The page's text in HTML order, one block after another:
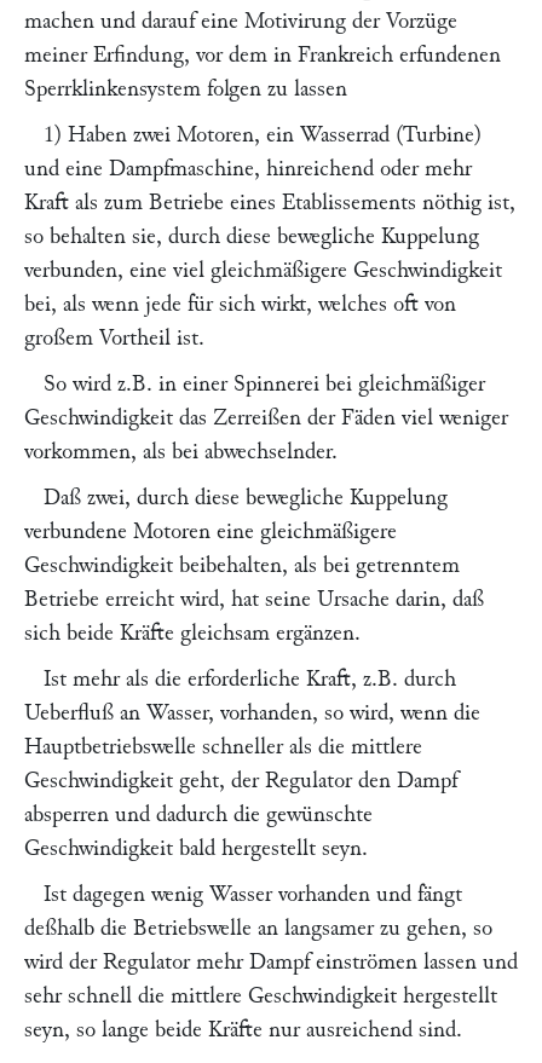
machen und darauf eine Motivirung der Vorzüge
meiner Erfindung, vor dem in Frankreich erfundenen
Sperrklinkensystem folgen zu lassen
1) Haben zwei Motoren, ein Wasserrad (Turbine)
und eine Dampfmaschine, hinreichend oder mehr
Kraft als zum Betriebe eines Etablissements nöthig ist,
so behalten sie, durch diese bewegliche Kuppelung
verbunden, eine viel gleichmäßigere Geschwindigkeit
bei, als wenn jede für sich wirkt, welches oft von
großem Vortheil ist.
So wird z.B. in einer Spinnerei bei gleichmäßiger
Geschwindigkeit das Zerreißen der Fäden viel weniger
vorkommen, als bei abwechselnder.
Daß zwei, durch diese bewegliche Kuppelung
verbundene Motoren eine gleichmäßigere
Geschwindigkeit beibehalten, als bei getrenntem
Betriebe erreicht wird, hat seine Ursache darin, daß
sich beide Kräfte gleichsam ergänzen.
Ist mehr als die erforderliche Kraft, z.B. durch
Ueberfluß an Wasser, vorhanden, so wird, wenn die
Hauptbetriebswelle schneller als die mittlere
Geschwindigkeit geht, der Regulator den Dampf
absperren und dadurch die gewünschte
Geschwindigkeit bald hergestellt seyn.
Ist dagegen wenig Wasser vorhanden und fängt
deßhalb die Betriebswelle an langsamer zu gehen, so
wird der Regulator mehr Dampf einströmen lassen und
sehr schnell die mittlere Geschwindigkeit hergestellt
seyn, so lange beide Kräfte nur ausreichend sind.